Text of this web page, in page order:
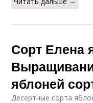
Сорт Елена
яблоней
Десертные сорта